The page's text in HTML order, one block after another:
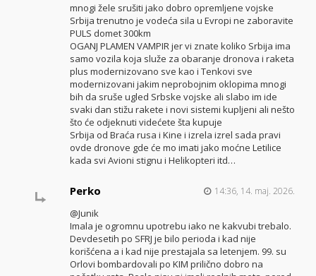
mnogi žele srušiti jako dobro opremljene vojske
Srbija trenutno je vodeća sila u Evropi ne zaboravite
PULS domet 300km
OGANJ PLAMEN VAMPIR jer vi znate koliko Srbija ima
samo vozila koja služe za obaranje dronova i raketa
plus modernizovano sve kao i Tenkovi sve
modernizovani jakim neprobojnim oklopima mnogi
bih da sruše ugled Srbske vojske ali slabo im ide
svaki dan stižu rakete i novi sistemi kupljeni ali nešto
što će odjeknuti videćete šta kupuje
Srbija od Braća rusa i Kine i izrela izrel sada pravi
ovde dronove gde će mo imati jako moćne Letilice
kada svi Avioni stignu i Helikopteri itd…
Perko 14:36, 14. maj. 2026.
@Junik
Imala je ogromnu upotrebu iako ne kakvubi trebalo.
Devdesetih po SFRJ je bilo perioda i kad nije
korišćena a i kad nije prestajala sa letenjem. 99. su
Orlovi bombardovali po KIM prilično dobro na